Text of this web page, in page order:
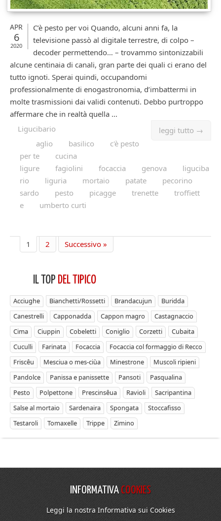
APR
6
2020
C’è pesto per voi Quando, alcuni anni fa, la
televisione passò al digitale terrestre, di colpo –
decoder permettendo… – trovammo sintonizzabili
alcune centinaia di canali, gran parte dei quali ci erano del
tutto ignoti. Sperai quindi, occupandomi
professionalmente di enogastronomia, d’imbattermi in
molte trasmissioni dai validi contenuti. Debbo purtroppo
affermare che in realtà quella ...
leggi tutto →
Ligucibario
aglio
basilico
c'è pesto
per te
cucina
ligure
fagiolini focaccia genova
liguciba
rio
liguria mortaio patate
pecorino
sardo
pesto picagge trenette
troffiett
e
umberto curti
1 2 Successivo »
IL TOP DEL TIPICO
Acciughe Bianchetti/Rossetti Brandacujun
Buridda
Canestrelli
Capponadda Cappon magro
Castagnaccio
Cima
Ciuppin Cobeletti Coniglio Corzetti
Cubaita
Cuculli
Farinata Focaccia
Focaccia col formaggio di Recco
Friscêu
Mesciua o mes-ciùa Minestrone
Muscoli ripieni
Pandolce
Panissa e panissette Pansoti
Pasqualina
Pesto
Polpettone Prescinsêua Ravioli
Sacripantina
Salse al mortaio
Sardenaira Spongata
Stoccafisso
Testaroli
Tomaxelle Trippe Zimino
INFORMATIVA COOKIES
Leggi la nostra Informativa sui Cookies